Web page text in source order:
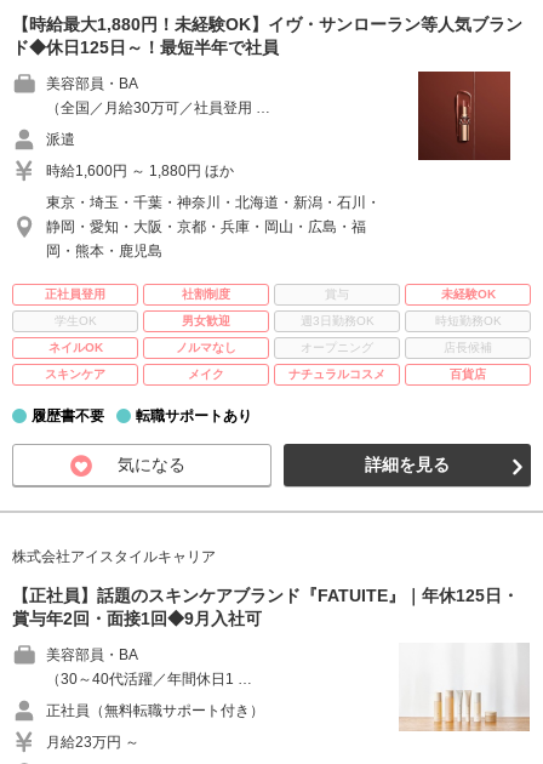
【時給最大1,880円！未経験OK】イヴ・サンローラン等人気ブラン
ド◆休日125日～！最短半年で社員
美容部員・BA
（全国／月給30万可／社員登用 …
派遣
時給1,600円 ～ 1,880円 ほか
東京・埼玉・千葉・神奈川・北海道・新潟・石川・
静岡・愛知・大阪・京都・兵庫・岡山・広島・福
岡・熊本・鹿児島
正社員登用 社割制度 賞与
未経験OK
学生OK
男女歓迎 週3日勤務OK
時短勤務OK
ネイルOK
ノルマなし オープニング
店長候補
スキンケア
メイク ナチュラルコスメ 百貨店
履歴書不要 転職サポートあり
気になる 詳細を見る
株式会社アイスタイルキャリア
【正社員】話題のスキンケアブランド『FATUITE』｜年休125日・
賞与年2回・面接1回◆9月入社可
美容部員・BA
（30～40代活躍／年間休日1 …
正社員（無料転職サポート付き）
月給23万円 ～